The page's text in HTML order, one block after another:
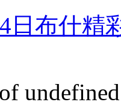
日布什精